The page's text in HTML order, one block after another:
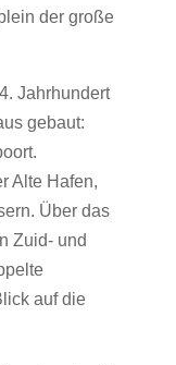
der große
Jahrhundert
gebaut:
Alte Hafen,
Über das
Zuid- und
auf die